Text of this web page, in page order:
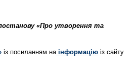
«Про утворення та
із посиланням на інформацію із сайту